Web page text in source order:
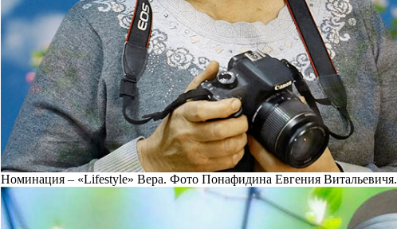
Номинация – «Lifestyle» Вера. Фото Понафидина Евгения Витальевичя.